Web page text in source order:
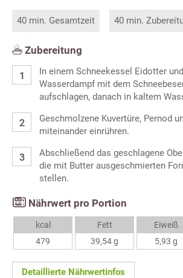
40 min. Gesamtzeit 40 min.
Zubereitung
In einem Schneekessel Eidotter
Wasserdampf mit dem
aufschlagen, danach in kaltem
Geschmolzene Kuvertüre, Pernod
miteinander einrühren.
Abschließend das geschlagene
die mit Butter ausgeschmierten
stellen.
Nährwert pro Portion
kcal
479
Fett
39,54 g
Eiweiß
5,93 g
Detaillierte Nährwertinfos